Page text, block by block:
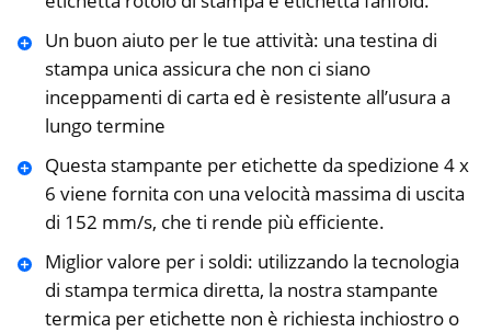
Un buon aiuto per le tue attività: una testina di
stampa unica assicura che non ci siano
inceppamenti di carta ed è resistente all’usura a
lungo termine
Questa stampante per etichette da spedizione 4 x
6 viene fornita con una velocità massima di uscita
di 152 mm/s, che ti rende più efficiente.
Miglior valore per i soldi: utilizzando la tecnologia
di stampa termica diretta, la nostra stampante
termica per etichette non è richiesta inchiostro o